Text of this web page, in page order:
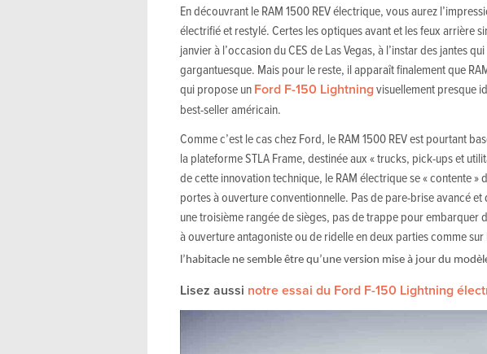
En découvrant le RAM 1500 REV électrique, vous aurez
électrifié et restylé. Certes les optiques avant et les feux arrière
janvier à l’occasion du CES de Las Vegas, à l’instar des jantes
gargantuesque. Mais pour le reste, il apparaît finalement que
qui propose unFord F-150 Lightningvisuellement presque
best-seller américain.
Comme c’est le cas chez Ford, le RAM 1500 REV est pourtant
la plateforme STLA Frame, destinée aux « trucks, pick-ups et
de cette innovation technique, le RAM électrique se « contente
portes à ouverture conventionnelle. Pas de pare-brise avancé
une troisième rangée de sièges, pas de trappe pour embarquer
à ouverture antagoniste ou de ridelle en deux parties comme
l’habitacle ne semble être qu’une version mise à jour du
Lisez aussi notre essai du Ford F-150 Lightning